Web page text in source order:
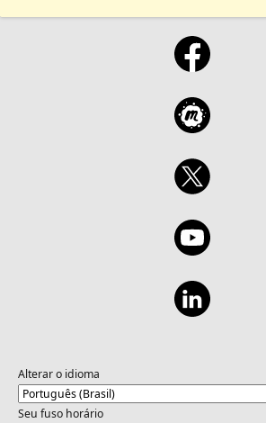
Alterar o idioma
Seu fuso horário